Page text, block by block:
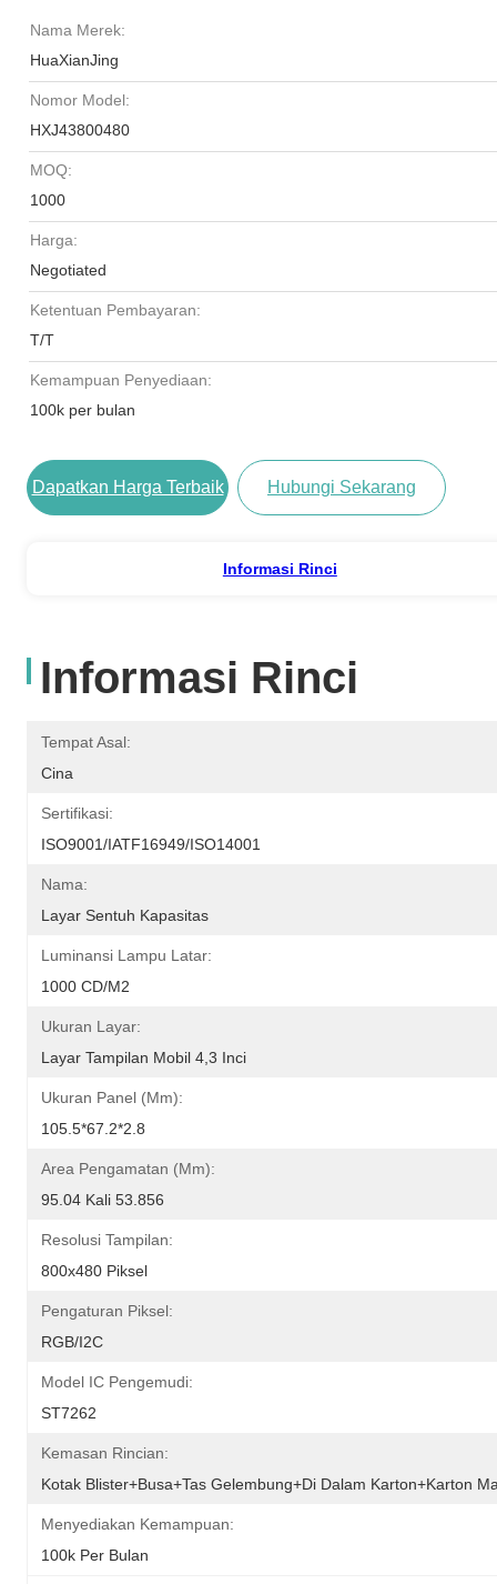
Nama Merek:
HuaXianJing
Nomor Model:
HXJ43800480
MOQ:
1000
Harga:
Negotiated
Ketentuan Pembayaran:
T/T
Kemampuan Penyediaan:
100k per bulan
Dapatkan Harga Terbaik Hubungi Sekarang
Informasi Rinci
Informasi Rinci
Tempat Asal:
Cina
Sertifikasi:
ISO9001/IATF16949/ISO14001
Nama:
Layar Sentuh Kapasitas
Luminansi Lampu Latar:
1000 CD/M2
Ukuran Layar:
Layar Tampilan Mobil 4,3 Inci
Ukuran Panel (mm):
105.5*67.2*2.8
Area Pengamatan (mm):
95.04 Kali 53.856
Resolusi Tampilan:
800x480 Piksel
Pengaturan Piksel:
RGB/I2C
Model IC Pengemudi:
ST7262
Kemasan Rincian:
Kotak Blister+busa+tas Gelembung+di Dalam Karton+karton
Menyediakan Kemampuan:
100k Per Bulan